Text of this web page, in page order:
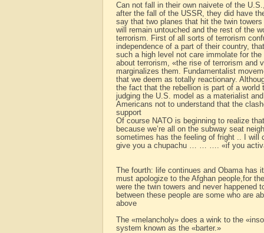
Can not fall in their own naivete of the
after the fall of the USSR, they did have
say that two planes that hit the twin
will remain untouched and the rest of the
terrorism. First of all sorts of terrorism
independence of a part of their country,
such a high level not care immolate for
about terrorism, «the rise of terrorism and
marginalizes them. Fundamentalist
that we deem as totally reactionary.
the fact that the rebellion is part of a
judging the U.S. model as a materialist
Americans not to understand that the
support
Of course NATO is beginning to realize
because we’re all on the subway seat
sometimes has the feeling of fright .. I
give you a chupachu … … …. «if you
The fourth: life continues and Obama has
must apologize to the Afghan people,for
were the twin towers and never happened
between these people are some who are
above
The «melancholy» does a wink to the
system known as the «barter.»